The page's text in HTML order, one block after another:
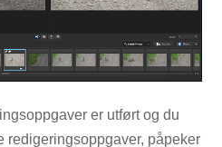
er utført og du
redigeringsoppgaver, påpeker